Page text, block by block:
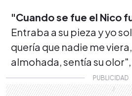
"Cuando se fue el Nico
Entraba a su pieza y yo
quería que nadie me
almohada, sentía su